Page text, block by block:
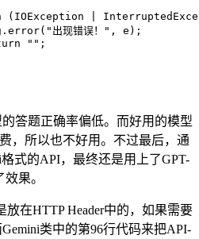
(IOException |
"出现错误！" , e);
"" ;
答题正确率偏低。而好用的模型
费，所以也不好用。不过最后，通
式的API，最终还是用上了GPT-
果。
在HTTP Header中的，如果需要
类中的第96行代码来把API-